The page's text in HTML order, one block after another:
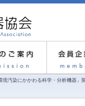
汚染にかかわる科学・分析機器」